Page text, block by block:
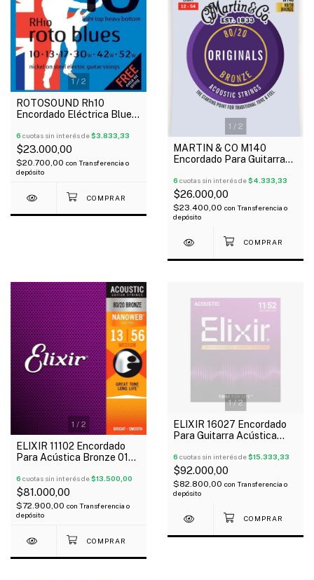
1/ 2
ROTOSOUND Rh10
Encordado Eléctrica Blues
6 cuotas sin interés de$3.833,33
$23.000,00
$20.700,00 con Transferencia o
depósito
1 / 2
MARTIN & CO M140
Encordado Para Guitarra
012-054
6 cuotas sin interés de$4.333,33
$26.000,00
$23.400,00 con Transferencia o
depósito
1/2
ELIXIR 11102 Encordado
Para Acústica Bronze 013-
6 cuotas sin interés de$13.500,00
$81.000,00
$72.900,00 con Transferencia o
depósito
1/2
ELIXIR 16027 Encordado
Para Guitarra Acústica
NANOWEB
6 cuotas sin interés de$15.333,33
$92.000,00
$82.800,00 con Transferencia o
depósito